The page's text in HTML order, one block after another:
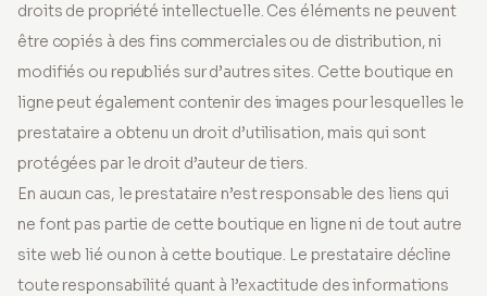
droits de propriété intellectuelle. Ces éléments ne peuvent
être copiés à des fins commerciales ou de distribution, ni
modifiés ou republiés sur d’autres sites. Cette boutique en
ligne peut également contenir des images pour lesquelles le
prestataire a obtenu un droit d’utilisation, mais qui sont
protégées par le droit d’auteur de tiers.
En aucun cas, le prestataire n’est responsable des liens qui
ne font pas partie de cette boutique en ligne ni de tout autre
site web lié ou non à cette boutique. Le prestataire décline
toute responsabilité quant à l’exactitude des informations